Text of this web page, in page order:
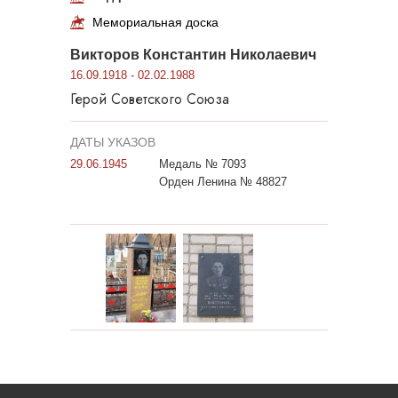
Мемориальная доска
Викторов Константин Николаевич
16.09.1918 - 02.02.1988
Герой Советского Союза
ДАТЫ УКАЗОВ
29.06.1945
Медаль № 7093
Орден Ленина № 48827